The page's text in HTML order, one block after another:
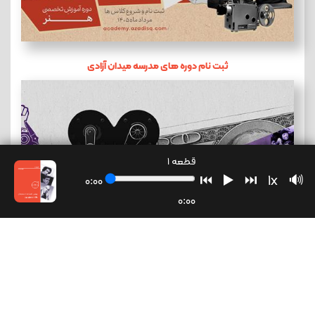
قطعه 1
0:00
0:00
⏮ ▶️ ⏭ 1x 🔊
ثبت نام دوره های مدرسه میدان آزادی